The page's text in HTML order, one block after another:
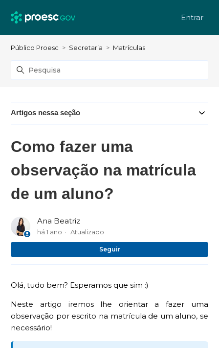
Entrar
Público Proesc Secretaria Matrículas
Artigos nessa seção
Como fazer uma
observação na matrícula
de um aluno?
Ana Beatriz
há 1 ano Atualizado
Seguir
Olá, tudo bem? Esperamos que sim :)
Neste artigo iremos lhe orientar a fazer uma
observação por escrito na matrícula de um aluno, se
necessário!